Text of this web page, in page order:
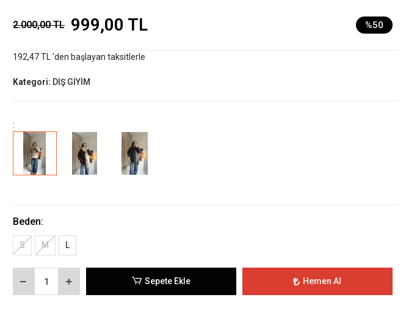
2.000,00 TL 999,00 TL %50
192,47 TL 'den başlayan taksitlerle
Kategori: DIŞ GİYİM
:
Beden:
S M L
Sepete Ekle Hemen Al